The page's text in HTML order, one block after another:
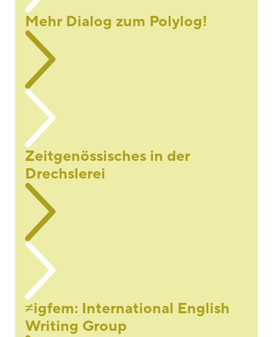
Mehr Dialog zum Polylog!
Zeitgenössisches in der
Drechslerei
≠igfem: International English
Writing Group